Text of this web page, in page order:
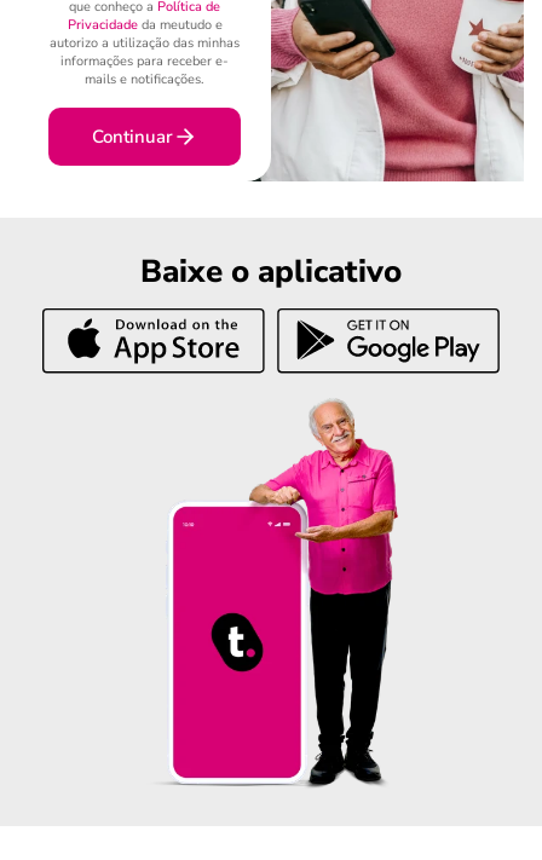
que conheço a Política de
Privacidadeda meutudo e
autorizo a utilização das minhas
informações para receber e-
mails e notificações.
Continuar
Baixe o aplicativo